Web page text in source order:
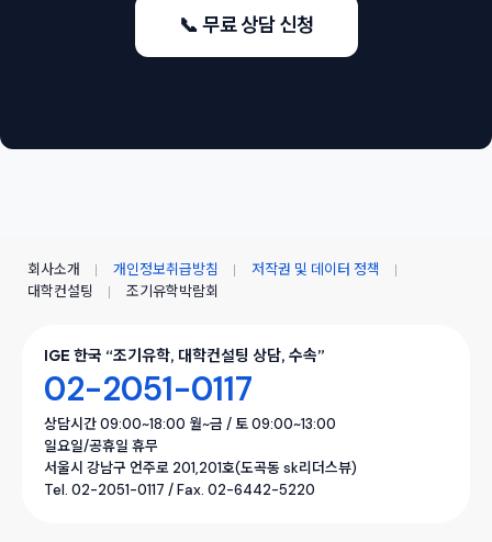
📞 무료 상담 신청
IGE 한국 “조기유학, 대학컨설팅 상담, 수속”
02-2051-0117
상담시간 09:00~18:00 월~금 / 토 09:00~13:00
일요일/공휴일 휴무
서울시 강남구 언주로 201,201호(도곡동 sk리더스뷰)
Tel. 02-2051-0117 / Fax. 02-6442-5220
회사소개 개인정보취급방침
저작권 및 데이터 정책
대학컨설팅
조기유학박람회